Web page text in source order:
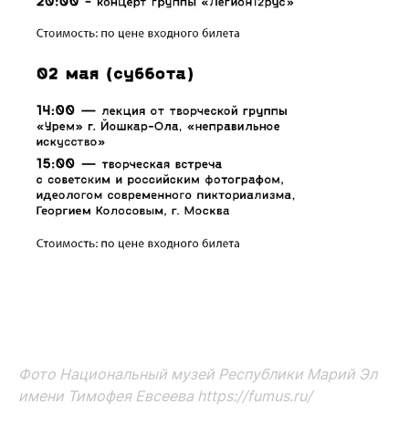
Фото Национальный музей Республики Марий Эл
имени Тимофея Евсеева https://fumus.ru/